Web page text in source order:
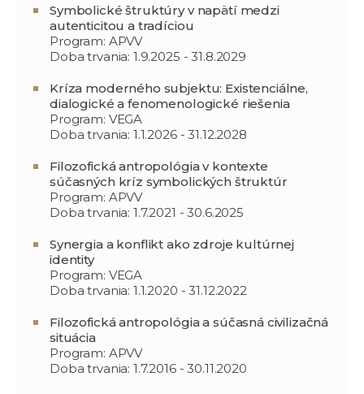
Symbolické štruktúry v napätí medzi
autenticitou a tradíciou
Program: APVV
Doba trvania: 1.9.2025 - 31.8.2029
Kríza moderného subjektu: Existenciálne,
dialogické a fenomenologické riešenia
Program: VEGA
Doba trvania: 1.1.2026 - 31.12.2028
Filozofická antropológia v kontexte
súčasných kríz symbolických štruktúr
Program: APVV
Doba trvania: 1.7.2021 - 30.6.2025
Synergia a konflikt ako zdroje kultúrnej
identity
Program: VEGA
Doba trvania: 1.1.2020 - 31.12.2022
Filozofická antropológia a súčasná civilizačná
situácia
Program: APVV
Doba trvania: 1.7.2016 - 30.11.2020